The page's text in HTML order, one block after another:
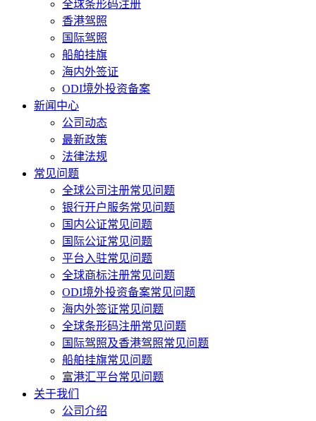
全球条形码注册
香港驾照
国际驾照
船舶挂旗
海内外签证
ODI境外投资备案
新闻中心
公司动态
最新政策
法律法规
常见问题
全球公司注册常见问题
银行开户服务常见问题
国内公证常见问题
国际公证常见问题
平台入驻常见问题
全球商标注册常见问题
ODI境外投资备案常见问题
海内外签证常见问题
全球条形码注册常见问题
国际驾照及香港驾照常见问题
船舶挂旗常见问题
富港汇平台常见问题
关于我们
公司介绍